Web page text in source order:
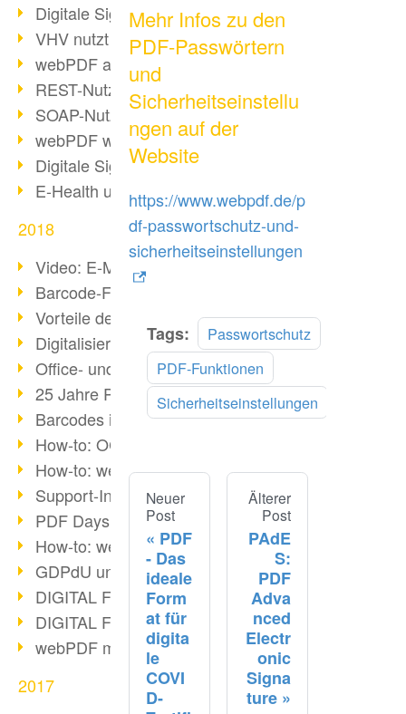
Digitale Signaturen - Teil 2
VHV nutzt webPDF Preview
webPDF als Docker-Container
REST-Nutzung mit webPDF wsclient
SOAP-Nutzung mit webPDF wsclient
webPDF wsclient für Java
Digitale Signaturen - Teil 1
E-Health und Digitalisierung
2018
Video: E-Mails in PDF konvertieren
Barcode-Formate im Überblick
Vorteile des webPDF-Portals
Digitalisierung - Papierloses Büro
Office- und SharePoint-Bridge
25 Jahre PDF
Barcodes in PDF-Dokumenten
How-to: OCR mit webPDF 7
How-to: webPDF Optionen
Support-Infos für webPDF
PDF Days Europe 2018
How-to: webPDF Webservices
GDPdU und GoBD
DIGITAL FUTUREcongress Rückblick
DIGITAL FUTUREcongress 2018
webPDF mit Ruby via REST
2017
Mehr Infos zu den
PDF-Passwörtern
und
Sicherheitseinstellu
ngen auf der
Website
https://www.webpdf.de/p
df-passwortschutz-und-
sicherheitseinstellungen
Tags:
Passwortschutz
PDF-Funktionen
Sicherheitseinstellungen
Neuer
Post
PDF
- Das
ideale
Form
at für
digita
le
COVI
D-
Älterer
Post
PAdE
S:
PDF
Adva
nced
Electr
onic
Signa
ture